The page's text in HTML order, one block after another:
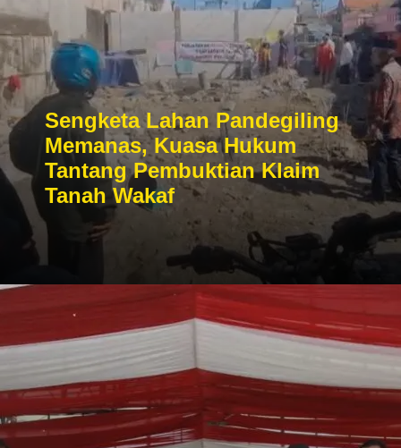
Sengketa Lahan Pandegiling
Memanas, Kuasa Hukum
Tantang Pembuktian Klaim
Tanah Wakaf